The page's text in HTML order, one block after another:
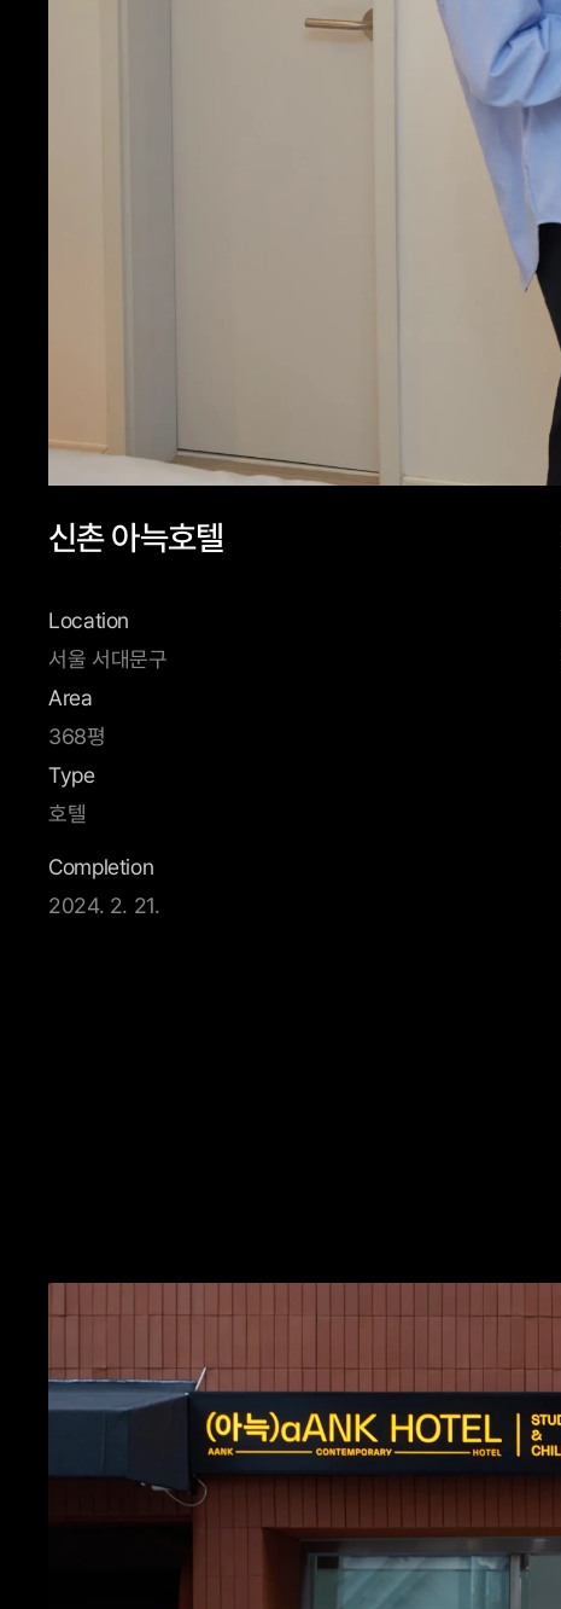
신촌 아늑호텔
Location
서울 서대문구
Area
368평
Type
호텔
Completion
2024. 2. 21.